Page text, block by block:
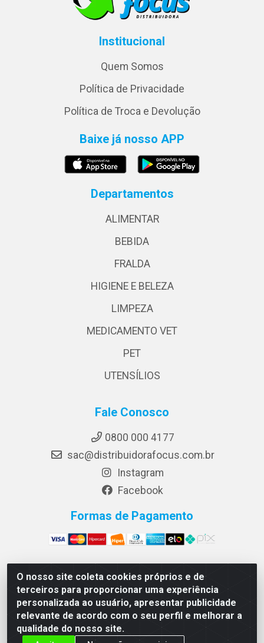
O nosso site coleta cookies próprios e de
terceiros para proporcionar uma experiência
personalizada ao usuário, apresentar publicidade
relevante de acordo com o seu perfil e melhorar a
qualidade do nosso site.
Institucional
Quem Somos
Política de Privacidade
Política de Troca e Devolução
Baixe já nosso APP
Departamentos
ALIMENTAR
BEBIDA
FRALDA
HIGIENE E BELEZA
LIMPEZA
MEDICAMENTO VET
PET
UTENSÍLIOS
Fale Conosco
0800 000 4177
sac@distribuidorafocus.com.br
Instagram
Facebook
Formas de Pagamento
Focus Distribuidora LTDA - Rua Republica Eslovaca, 1121
- Muribeca, Jaboatão dos Guararapes/PE - CEP 54350-
195 - CNPJ 10.960.053/0001-08